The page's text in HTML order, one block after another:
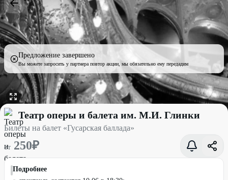
Предложение завершено
Вы можете запросить у партнера повтор акции, мы обязательно ему передадим
Билеты на балет «Гусарская баллада» со скидкой 50% -
Театр оперы и балета им. М.И. Глинки
Билеты на балет «Гусарская баллада»
от 250₽
Подробнее